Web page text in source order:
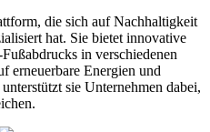
die sich auf Nachhaltigkeit
hat. Sie bietet innovative
in verschiedenen
erneuerbare Energien und
sie Unternehmen dabei,